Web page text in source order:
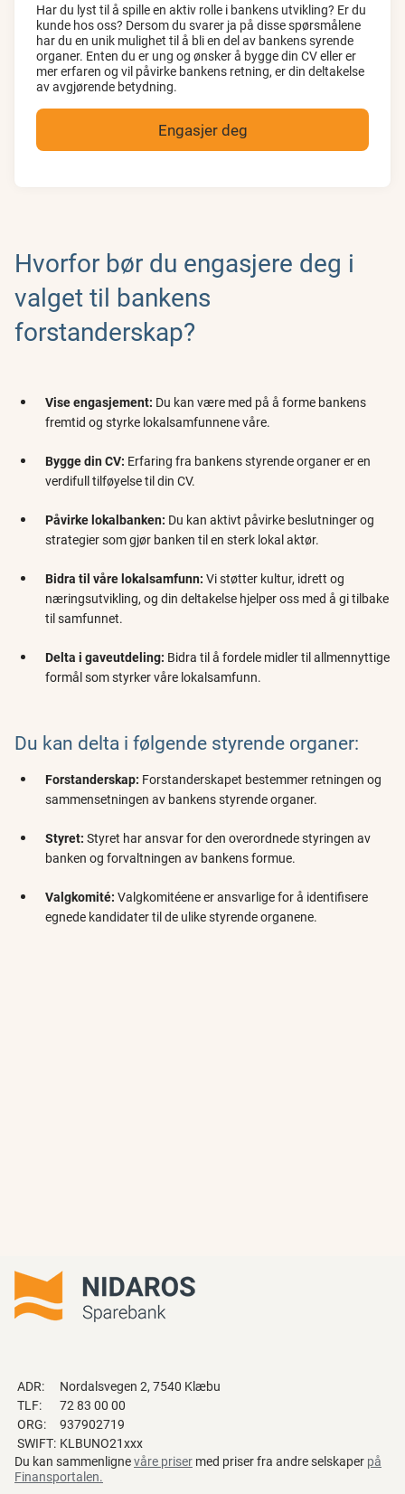
Har du lyst til å spille en aktiv rolle i bankens utvikling? Er du
kunde hos oss? Dersom du svarer ja på disse spørsmålene
har du en unik mulighet til å bli en del av bankens syrende
organer. Enten du er ung og ønsker å bygge din CV eller er
mer erfaren og vil påvirke bankens retning, er din deltakelse
av avgjørende betydning.
Engasjer deg
Hvorfor bør du engasjere deg i
valget til bankens
forstanderskap?
Vise engasjement: Du kan være med på å forme bankens
fremtid og styrke lokalsamfunnene våre.
Bygge din CV: Erfaring fra bankens styrende organer er en
verdifull tilføyelse til din CV.
Påvirke lokalbanken: Du kan aktivt påvirke beslutninger og
strategier som gjør banken til en sterk lokal aktør.
Bidra til våre lokalsamfunn: Vi støtter kultur, idrett og
næringsutvikling, og din deltakelse hjelper oss med å gi tilbake
til samfunnet.
Delta i gaveutdeling: Bidra til å fordele midler til allmennyttige
formål som styrker våre lokalsamfunn.
Du kan delta i følgende styrende organer:
Forstanderskap: Forstanderskapet bestemmer retningen og
sammensetningen av bankens styrende organer.
Styret: Styret har ansvar for den overordnede styringen av
banken og forvaltningen av bankens formue.
Valgkomité: Valgkomitéene er ansvarlige for å identifisere
egnede kandidater til de ulike styrende organene.
ADR:
Nordalsvegen 2, 7540 Klæbu
TLF:
72 83 00 00
ORG:
937902719
SWIFT: KLBUNO21xxx
Du kan sammenlignevåre priser med priser fra andre selskaper på
Finansportalen.